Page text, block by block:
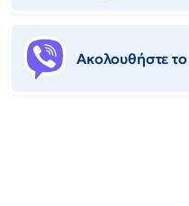
Ακολουθήστε